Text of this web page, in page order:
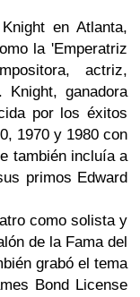
en Atlanta,
la 'Emperatriz
actriz,
Knight, ganadora
por los éxitos
1970 y 1980 con
también incluía a
primos Edward
como solista y
de la Fama del
grabó el tema
Bond License